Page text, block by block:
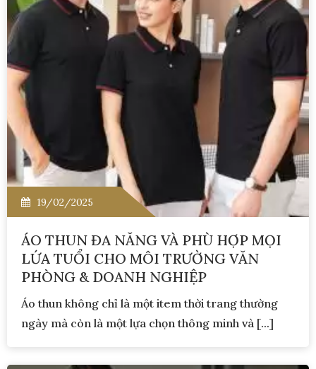
19/02/2025
ÁO THUN ĐA NĂNG VÀ PHÙ HỢP MỌI
LỨA TUỔI CHO MÔI TRƯỜNG VĂN
PHÒNG & DOANH NGHIỆP
Áo thun không chỉ là một item thời trang thường
ngày mà còn là một lựa chọn thông minh và [...]